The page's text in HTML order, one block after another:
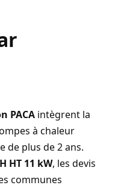
PACA intègrent la
à chaleur
de plus de 2 ans.
HT 11 kW, les devis
communes